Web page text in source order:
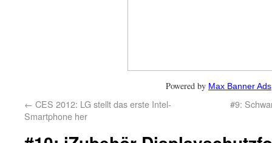
Powered by Max Banner Ads
← CES 2012: LG stellt das erste Intel-
Smartphone her
#9: